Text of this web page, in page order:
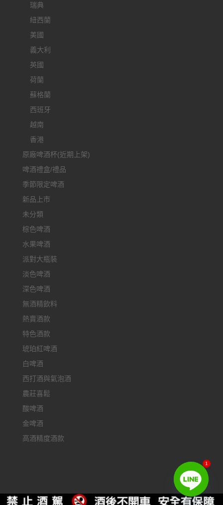
瑞典
紐西蘭
美國
義大利
英國
荷蘭
蘇格蘭
西班牙
越南
香港
原廠啤酒杯(近期上架)
啤酒禮盒/禮品
季節限定啤酒
新品上市
未分類
棕色啤酒
水果啤酒
派對大瓶裝
淡色啤酒
深色啤酒
無酒精飲料
熱賣酒款
特色酒款
琥珀紅啤酒
白啤酒
西打酒與氣泡酒
農莊喜鬆
酸啤酒
金啤酒
高酒精度酒款
1